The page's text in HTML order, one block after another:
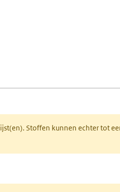
Stoffen kunnen echter tot